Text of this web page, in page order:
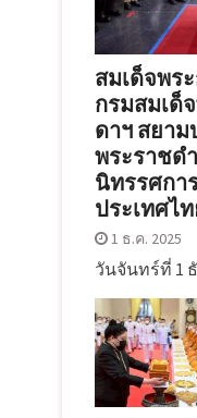
สมเด็จพร
กรมสมเด็
ดาฯ สยาม
พระราชด
นิทรรศกา
ประเทศไ
1 ธ.ค. 2025
วันจันทร์ที่ 1